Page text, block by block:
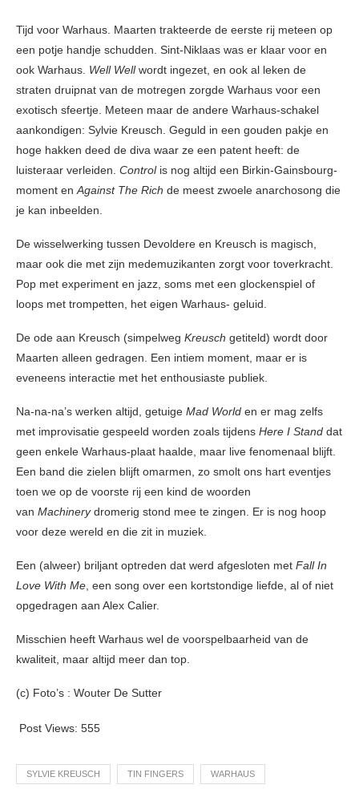
Tijd voor Warhaus. Maarten trakteerde de eerste rij meteen op
een potje handje schudden. Sint-Niklaas was er klaar voor en
ook Warhaus. Well Wellwordt ingezet, en ook al leken de
straten druipnat van de motregen zorgde Warhaus voor een
exotisch sfeertje. Meteen maar de andere Warhaus-schakel
aankondigen: Sylvie Kreusch. Geguld in een gouden pakje en
hoge hakken deed de diva waar ze een patent heeft: de
luisteraar verleiden. Controlis nog altijd een Birkin-Gainsbourg-
moment enAgainst The Rich de meest zwoele anarchosong die
je kan inbeelden.
De wisselwerking tussen Devoldere en Kreusch is magisch,
maar ook die met zijn medemuzikanten zorgt voor toverkracht.
Pop met experiment en jazz, soms met een glockenspiel of
loops met trompetten, het eigen Warhaus- geluid.
De ode aan Kreusch (simpelweg Kreusch getiteld) wordt door
Maarten alleen gedragen. Een intiem moment, maar er is
eveneens interactie met het enthousiaste publiek.
Na-na-na’s werken altijd, getuige Mad World en er mag zelfs
met improvisatie gespeeld worden zoals tijdens Here I Stand dat
geen enkele Warhaus-plaat haalde, maar live fenomenaal blijft.
Een band die zielen blijft omarmen, zo smolt ons hart eventjes
toen we op de voorste rij een kind de woorden
van Machinerydromerig stond mee te zingen. Er is nog hoop
voor deze wereld en die zit in muziek.
Een (alweer) briljant optreden dat werd afgesloten met Fall In
Love With Me, een song over een kortstondige liefde, al of niet
opgedragen aan Alex Calier.
Misschien heeft Warhaus wel de voorspelbaarheid van de
kwaliteit, maar altijd meer dan top.
(c) Foto’s : Wouter De Sutter
Post Views: 555
SYLVIE KREUSCH TIN FINGERS WARHAUS